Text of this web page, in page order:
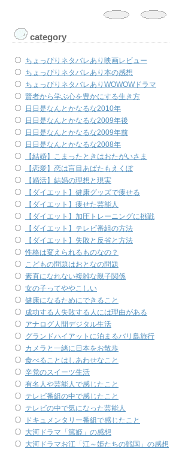
category
ちょっぴりネタバレあり映画レビュー
ちょっぴりネタバレあり本の感想
ちょっぴりネタバレありWOWOWドラマ
賢者から学ぶ心を豊かにする生き方
日日是なんとかなるな2010年
日日是なんとかなるな2009年後
日日是なんとかなるな2009年前
日日是なんとかなるな2008年
【結婚】こまったときはおたがいさま
【恋愛】恋は盲目あばたもえくぼ
【婚活】結婚の理想と現実
【ダイエット】健康グッズで痩せる
【ダイエット】痩せた芸能人
【ダイエット】加圧トレーニングに挑戦
【ダイエット】テレビ番組の方法
【ダイエット】失敗と反省と方法
性格は変えられるものなの？
こどもの問題はおとなの問題
素直になれない複雑な親子関係
女の子ってややこしい
健康になるためにできること
成功する人失敗する人には理由がある
アナログ人間デジタル生活
グランドハイアットに泊まるバリ島旅行
カメラと一緒に日本をお散歩
食べることはしあわせなこと
辛党のスイーツ生活
有名人や芸能人で感じたこと
テレビ番組の中で感じたこと
テレビの中で気になった芸能人
ドキュメンタリー番組で感じたこと
大河ドラマ「篤姫」の感想
大河ドラマお江「江～姫たちの戦国」の感想